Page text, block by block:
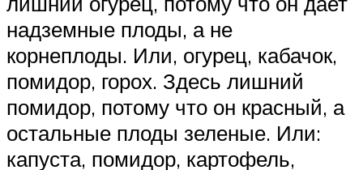
надземные плоды, а не
корнеплоды. Или, огурец, кабачок,
помидор, горох. Здесь лишний
помидор, потому что он красный, а
остальные плоды зеленые. Или:
капуста, помидор, картофель,